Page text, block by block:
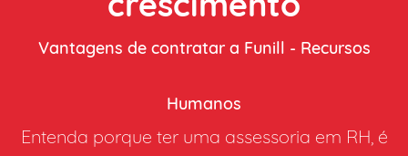
Vantagens de contratar a Funill - Recursos
Humanos
Entenda porque ter uma assessoria em RH, é